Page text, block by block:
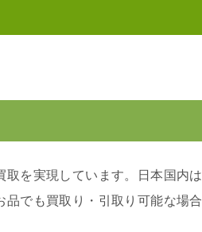
を実現しています。日本国内は
品でも買取り・引取り可能な場合